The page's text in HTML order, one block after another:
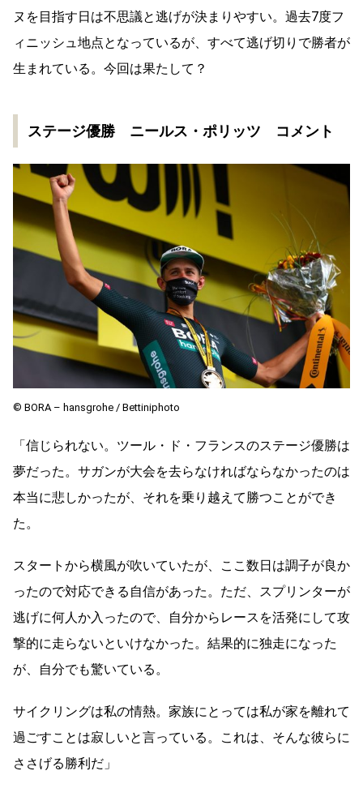
ヌを目指す日は不思議と逃げが決まりやすい。過去7度フ
ィニッシュ地点となっているが、すべて逃げ切りで勝者が
生まれている。今回は果たして？
ステージ優勝 ニールス・ポリッツ コメント
© BORA – hansgrohe / Bettiniphoto
「信じられない。ツール・ド・フランスのステージ優勝は
夢だった。サガンが大会を去らなければならなかったのは
本当に悲しかったが、それを乗り越えて勝つことができ
た。
スタートから横風が吹いていたが、ここ数日は調子が良か
ったので対応できる自信があった。ただ、スプリンターが
逃げに何人か入ったので、自分からレースを活発にして攻
撃的に走らないといけなかった。結果的に独走になった
が、自分でも驚いている。
サイクリングは私の情熱。家族にとっては私が家を離れて
過ごすことは寂しいと言っている。これは、そんな彼らに
ささげる勝利だ」